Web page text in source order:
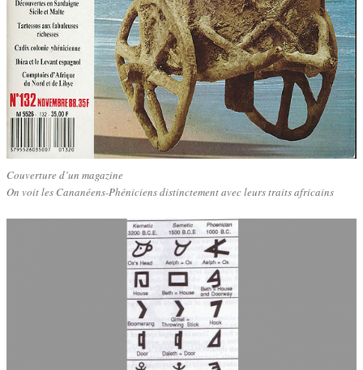
Couverture d’un magazine
On voit les Cananéens-Phéniciens distinctement avec leurs traits africains